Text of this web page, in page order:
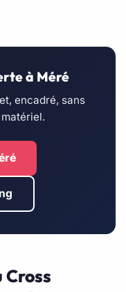
à Méré
encadré, sans
Cross